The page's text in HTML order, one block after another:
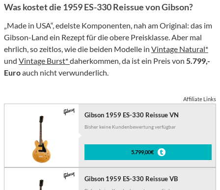
Was kostet die 1959 ES-330 Reissue von Gibson?
„Made in USA“, edelste Komponenten, nah am Original: das im
Gibson-Land ein Rezept für die obere Preisklasse. Aber mal
ehrlich, so zeitlos, wie die beiden Modelle in Vintage Natural*
und Vintage Burst*daherkommen, da ist ein Preis von 5.799,-
Euroauch nicht verwunderlich.
Affiliate Links
Gibson 1959 ES-330 Reissue VN
Bisher keine Kundenbewertung verfügbar
5.799,00€
Gibson 1959 ES-330 Reissue VB